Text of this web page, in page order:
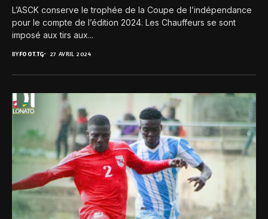
L’ASCK conserve le trophée de la Coupe de l’indépendance
pour le compte de l’édition 2024. Les Chauffeurs se sont
imposé aux tirs aux...
BYFOOT.TG 27 AVRIL 2024